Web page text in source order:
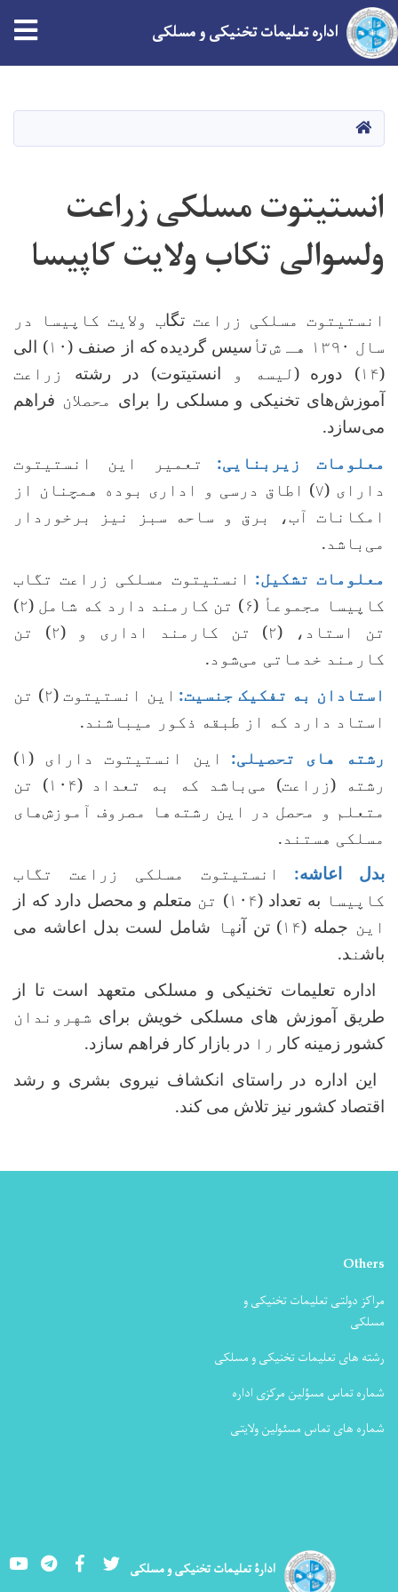
content
اداره تعلیمات تخنیکی و مسلکی
HOME
انستیتوت مسلکی زراعت
ولسوالی تکاب ولایت کاپیسا
انستیتوت مسلکی زراعتتگاب ولایت کاپیسا در
سال ۱۳۹۰ هـ ش
تأ سیس گردیده که از صنف (۱۰)
الی
(۱۴)
دوره (لیسه و انستیتوت) در رشته
زراعت
آموزش‌های تخنیکی و مسلکی را برای محصلان فراهم‌
می‌سازد.
معلومات زیربنایی:
تعمیر این انستیتوت
دارای (۷) اطاق درسی و اداری بوده همچنان از
امکانات آب، برق و ساحه سبز نیز برخوردار
می‌باشد.
معلومات تشکیل: انستیتوت مسلکی زراعت تگاب
کاپیسا مجموعأ (۶) تن کارمند دارد که شامل (۲)
تن استاد، (۲) تن کارمند اداری و (۲) تن
کارمند خدماتی می‌شود.
استادان به تفکیک جنسیت:
این انستیتوت (۲) تن
استاد دارد که از طبقه ذکور میباشند.
رشته های تحصیلی:
این انستیتوت دارای (۱)
رشته (زراعت) می‌باشد که به تعداد (۱۰۴) تن
متعلم و محصل در این رشته‌ها مصروف آموزش‌های
مسلکی هستند.
بدل اعاشه:
انستیتوت مسلکی زراعت تگاب
کاپیسا به تعداد (۱۰۴) تن متعلم و محصل دارد که از
این جمله (۱۴) تن آنها شامل لست بدل اعاشه می
باشند.
اداره تعلیمات تخنیکی و مسلکی متعهد است تا از
طریق آموزش های مسلکی خویش برای شهروندان
کشور زمینه کار را در بازار کار فراهم سازد.
این اداره در راستای انکشاف نیروی بشری و رشد
اقتصاد کشور نیز تلاش می کند.
Others
مراکز دولتی تعلیمات تخنیکی و
مسلکی
رشته های تعلیمات تخنیکی و مسلکی
شماره تماس مسؤلین مرکزی اداره
شماره های تماس مسئولین ولایتی
ادارۀ تعلیمات تخنیکی و مسلکی YoutubeLinkedInFacebook Twitter